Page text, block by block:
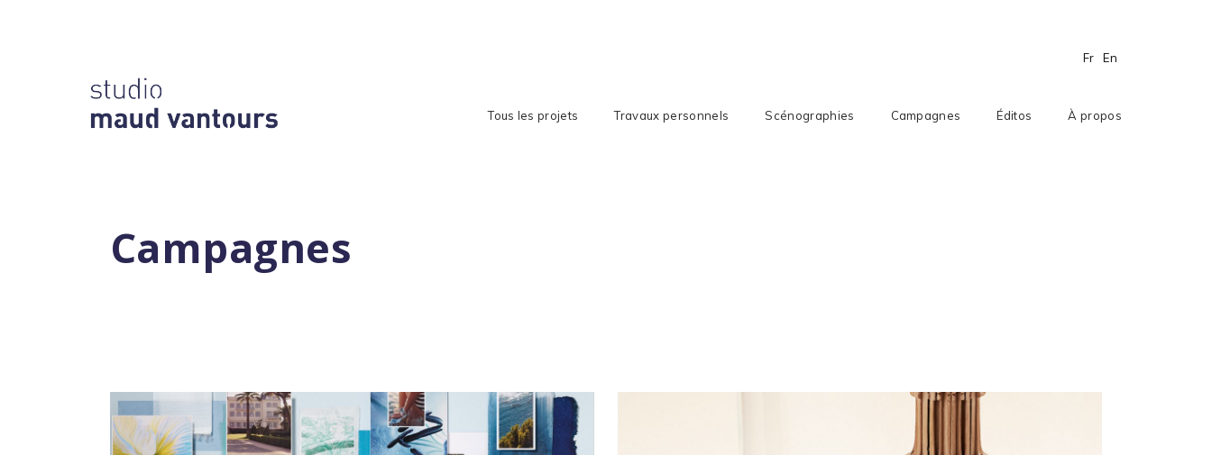
Fr En
Tous les projets Travaux personnels Scénographies Campagnes Éditos À propos
Campagnes